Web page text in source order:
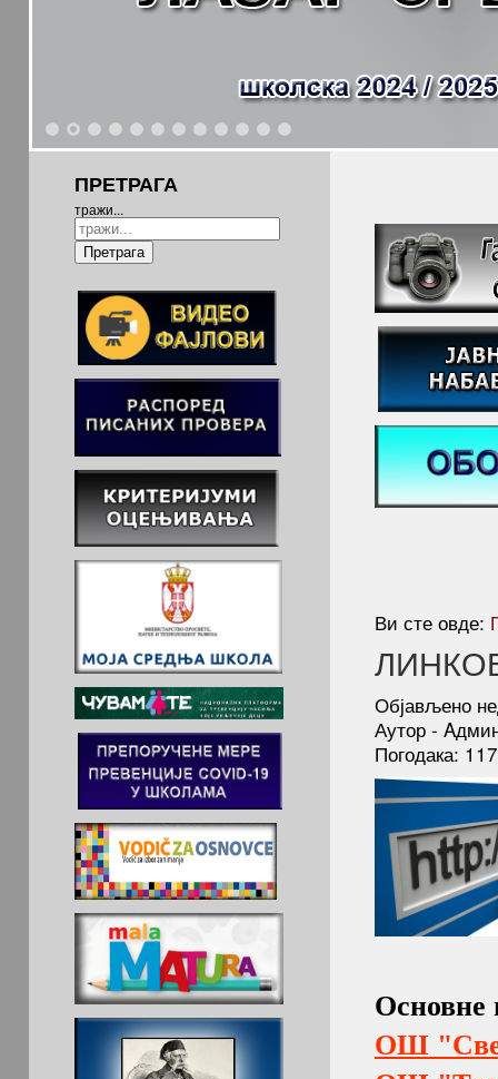
ПРЕТРАГА
тражи...
Претрага
Ви сте овде:
Објављено
Аутор -
Погодака:
Основне
ОШ